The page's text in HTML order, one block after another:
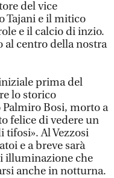
del vice
Tajani e il mitico
e il calcio di inzio.
al centro della nostra
prima del
lo storico
Bosi, morto a
felice di vedere un
tifosi». Al Vezzosi
e a breve sarà
illuminazione che
anche in notturna.